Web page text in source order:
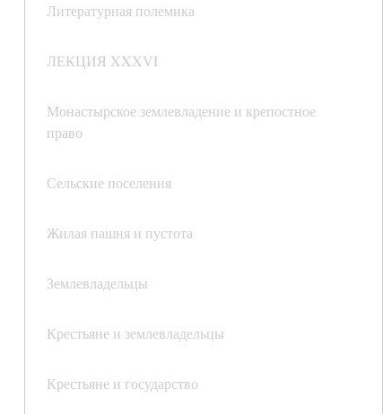
Литературная полемика
ЛЕКЦИЯ XXXVI
Монастырское землевладение и крепостное
право
Сельские поселения
Жилая пашня и пустота
Землевладельцы
Крестьяне и землевладельцы
Крестьяне и государство